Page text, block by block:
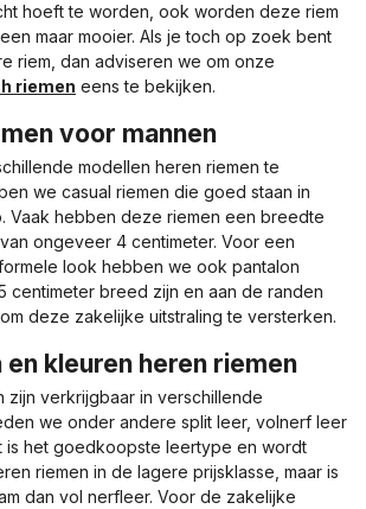
hoeft te worden, ook worden deze riem
maar mooier. Als je toch op zoek bent
riem, dan adviseren we om onze
riemen eens te bekijken.
voor mannen
modellen heren riemen te
we casual riemen die goed staan in
Vaak hebben deze riemen een breedte
ongeveer 4 centimeter. Voor een
look hebben we ook pantalon
centimeter breed zijn en aan de randen
deze zakelijke uitstraling te versterken.
kleuren heren riemen
zijn verkrijgbaar in verschillende
we onder andere split leer, volnerf leer
is het goedkoopste leertype en wordt
riemen in de lagere prijsklasse, maar is
dan vol nerfleer. Voor de zakelijke